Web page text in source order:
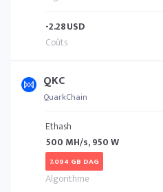
-2.28USD
QKC
QuarkChain
Ethash
500 MH/s, 950 W
7.094 GB DAG